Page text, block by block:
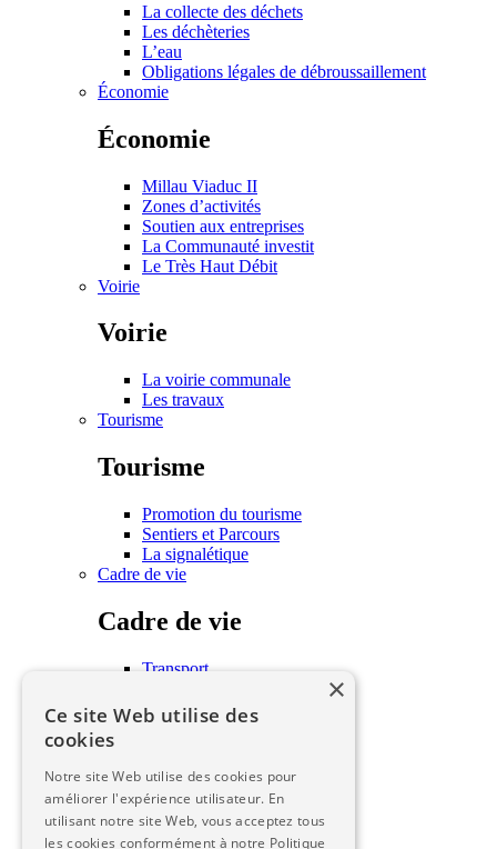
La collecte des déchets
Les déchèteries
L’eau
Obligations légales de débroussaillement
Économie
Économie
Millau Viaduc II
Zones d’activités
Soutien aux entreprises
La Communauté investit
Le Très Haut Débit
Voirie
Voirie
La voirie communale
Les travaux
Tourisme
Tourisme
Promotion du tourisme
Sentiers et Parcours
La signalétique
Cadre de vie
Cadre de vie
Transport
Associations
Écoles
Urbanisme
Urbanisme
×
Ce site Web utilise des
cookies
Notre site Web utilise des cookies pour
améliorer l'expérience utilisateur. En
utilisant notre site Web, vous acceptez tous
les cookies conformément à notre Politique